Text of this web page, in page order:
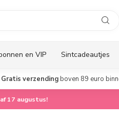
en VIP Sintcadeautjes
Gratis verzendingboven 89 euro
17 augustus!